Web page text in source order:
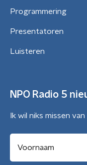
Programmering
Presentatoren
Luisteren
NPO Radio 5
Ik wil niks missen